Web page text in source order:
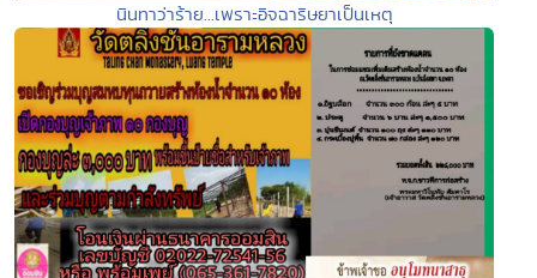
นินทาว่าร้าย...เพราะอิจฉาริษยาเป็นเหตุ